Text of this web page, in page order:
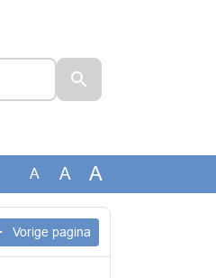
A A A
Vorige pagina